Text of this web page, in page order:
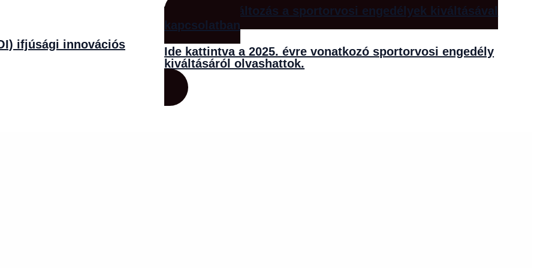
ifjúsági innovációs
Fontos változás a sportorvosi engedélyek kiváltásával
kapcsolatban
Ide kattintva a 2025. évre vonatkozó sportorvosi engedély
kiváltásáról olvashattok.